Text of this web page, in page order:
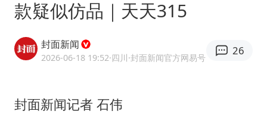
广西公开征集涉黑涉恶犯罪线索
款疑似仿品｜天天315
封面新闻
2026-06-18 19:52·四川·封面新闻官方网易号
26
封面新闻记者 石伟